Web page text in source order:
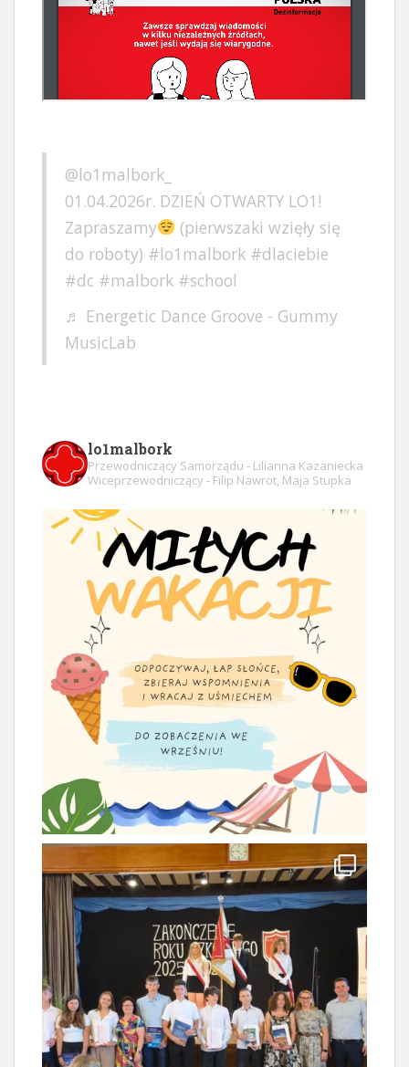
@lo1malbork_
01.04.2026r. DZIEŃ OTWARTY LO1!
Zapraszamy
(pierwszaki wzięły się
do roboty) #lo1malbork #dlaciebie
#dc #malbork #school
♬ Energetic Dance Groove - Gummy
MusicLab
lo1malbork
Przewodniczący Samorządu - Lilianna Kazaniecka
Wiceprzewodniczący - Filip Nawrot, Maja Stupka